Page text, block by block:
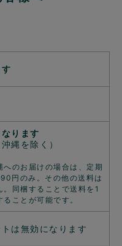
ります
縄を除く）
へのお届けの場合は、定期
円のみ。その他の送料は
。同梱することで送料を1
ことが可能です。
は無効になります